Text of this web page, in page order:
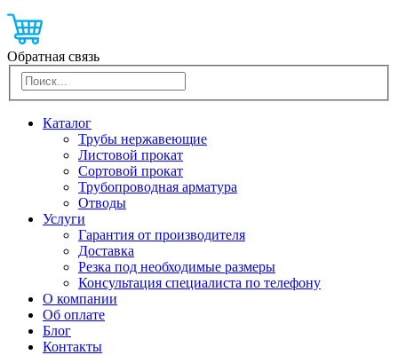
Обратная связь
Каталог
Трубы нержавеющие
Листовой прокат
Сортовой прокат
Трубопроводная арматура
Отводы
Услуги
Гарантия от производителя
Доставка
Резка под необходимые размеры
Консультация специалиста по телефону
О компании
Об оплате
Блог
Контакты